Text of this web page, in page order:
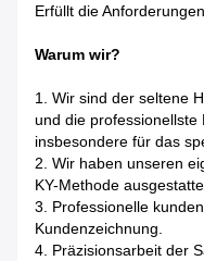
Erfüllt die
Warum wir?
1. Wir sind der seltene
und die
insbesondere für das
2. Wir haben unseren
KY-Methode
3. Professionelle
Kundenzeichnung.
4. Präzisionsarbeit der